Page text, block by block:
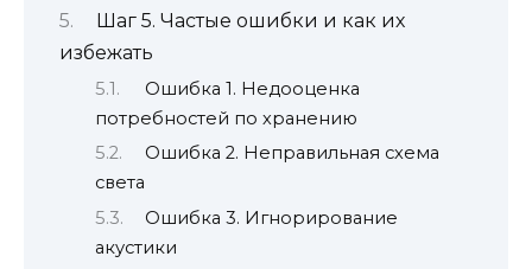
Шаг 5. Частые ошибки и как их
избежать
Ошибка 1. Недооценка
потребностей по хранению
Ошибка 2. Неправильная схема
света
Ошибка 3. Игнорирование
акустики